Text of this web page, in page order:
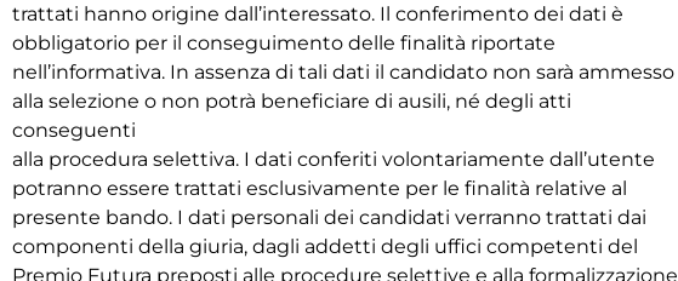
trattati hanno origine dall’interessato. Il conferimento dei dati è
obbligatorio per il conseguimento delle finalità riportate
nell’informativa. In assenza di tali dati il candidato non sarà ammesso
alla selezione o non potrà beneficiare di ausili, né degli atti
conseguenti
alla procedura selettiva. I dati conferiti volontariamente dall’utente
potranno essere trattati esclusivamente per le finalità relative al
presente bando. I dati personali dei candidati verranno trattati dai
componenti della giuria, dagli addetti degli uffici competenti del
Premio Futura preposti alle procedure selettive e alla formalizzazione